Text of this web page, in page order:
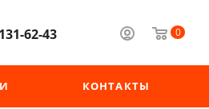
0
62-43
КОНТАКТЫ